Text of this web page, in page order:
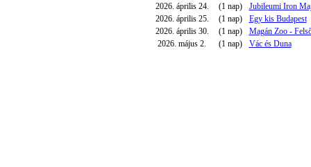
2026. április 24.
(1 nap)
Jubileumi Iron
2026. április 25.
(1 nap)
Egy kis Budapest
2026. április 30.
(1 nap)
Magán Zoo -
2026. május 2.
(1 nap) Vác és Duna